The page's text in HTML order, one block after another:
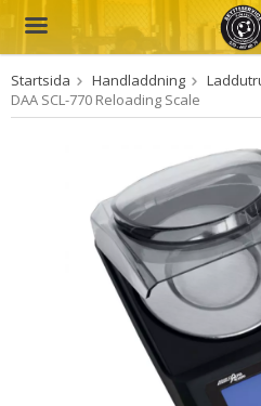
Produkten har blivit
Startsida Handladdning
DAA SCL-770 Reloading Scale